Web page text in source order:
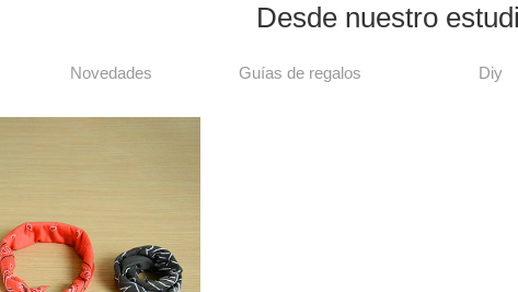
Desde nuestro
Novedades Guías de regalos Diy